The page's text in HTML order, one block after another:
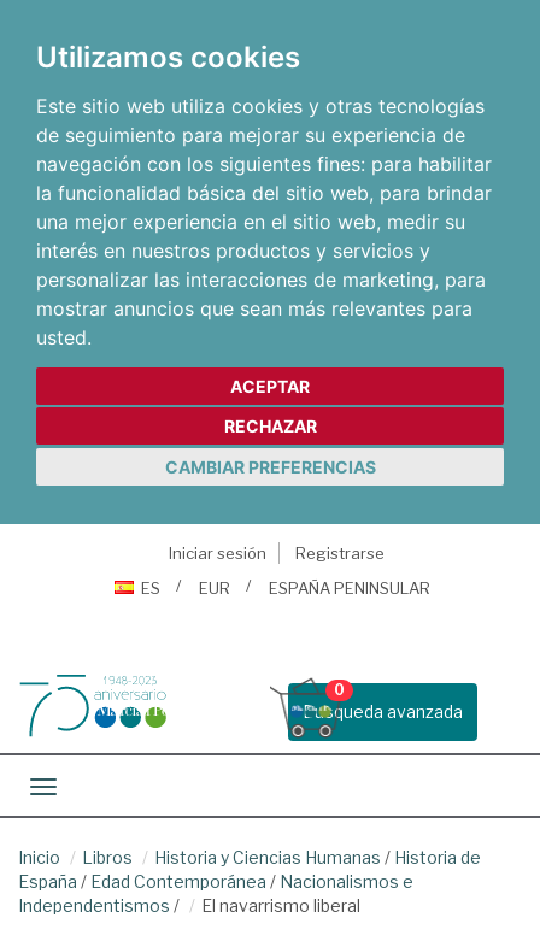
Utilizamos cookies
Este sitio web utiliza cookies y otras tecnologías
de seguimiento para mejorar su experiencia de
navegación con los siguientes fines: para habilitar
la funcionalidad básica del sitio web, para brindar
una mejor experiencia en el sitio web, medir su
interés en nuestros productos y servicios y
personalizar las interacciones de marketing, para
mostrar anuncios que sean más relevantes para
usted.
ACEPTAR
RECHAZAR
CAMBIAR PREFERENCIAS
Iniciar sesión
Registrarse
ES
EUR ESPAÑA PENINSULAR
Busqueda avanzada
0
Toggle navigation
Inicio Libros Historia y Ciencias Humanas / Historia de
España / Edad Contemporánea / Nacionalismos e
Independentismos / El navarrismo liberal